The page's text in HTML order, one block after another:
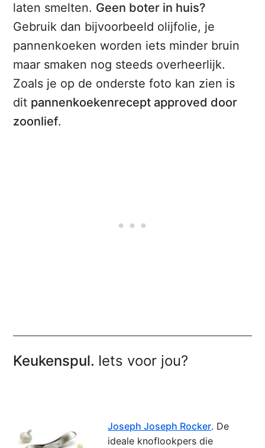
laten smelten. Geen boter in huis?
Gebruik dan bijvoorbeeld olijfolie, je
pannenkoeken worden iets minder bruin
maar smaken nog steeds overheerlijk.
Zoals je op de onderste foto kan zien is
dit pannenkoekenrecept approved door
zoonlief.
Keukenspul. Iets voor jou?
Joseph Joseph Rocker. De
ideale knoflookpers die